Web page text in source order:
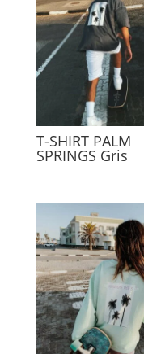
T-SHIRT PALM
SPRINGS Gris